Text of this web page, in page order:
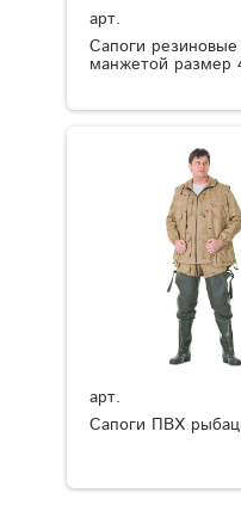
арт.
Сапоги
манжетой размер
арт.
Сапоги ПВХ